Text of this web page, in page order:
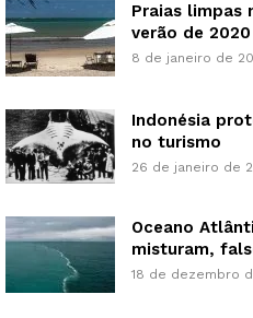
Praias limpas
verão de 2020
8 de janeiro de
Indonésia
no turismo
26 de janeiro de
Oceano
misturam,
18 de dezembro